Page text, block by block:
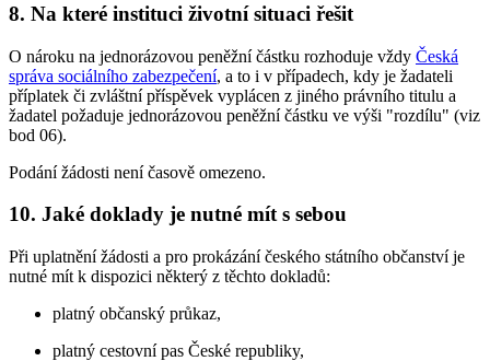
8. Na které instituci životní situaci řešit
O nároku na jednorázovou peněžní částku rozhoduje vždy Česká
správa sociálního zabezpečení, a to i v případech, kdy je žadateli
příplatek či zvláštní příspěvek vyplácen z jiného právního titulu a
žadatel požaduje jednorázovou peněžní částku ve výši "rozdílu" (viz
bod 06).
Podání žádosti není časově omezeno.
10. Jaké doklady je nutné mít s sebou
Při uplatnění žádosti a pro prokázání českého státního občanství je
nutné mít k dispozici některý z těchto dokladů:
platný občanský průkaz,
platný cestovní pas České republiky,